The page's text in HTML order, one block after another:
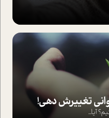
تغييرش دهي!‏
آيا...